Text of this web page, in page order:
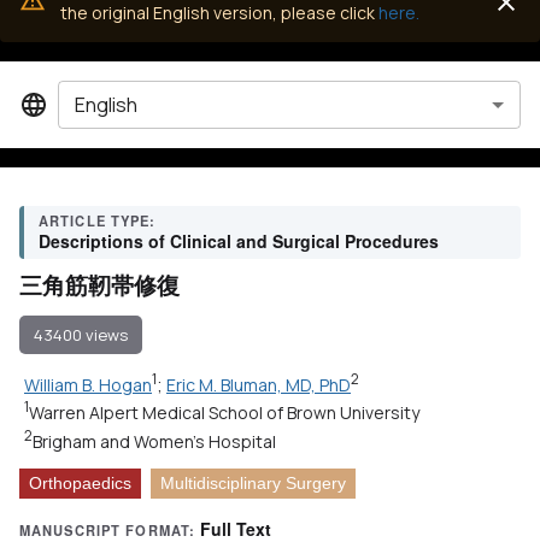
the original English version, please click here.
ARTICLE TYPE:
Descriptions of Clinical and Surgical Procedures
三角筋靭帯修復
43400 views
William B. Hogan1; Eric M. Bluman, MD, PhD2
1Warren Alpert Medical School of Brown University
2Brigham and Women's Hospital
Orthopaedics Multidisciplinary Surgery
MANUSCRIPT FORMAT: Full Text
English